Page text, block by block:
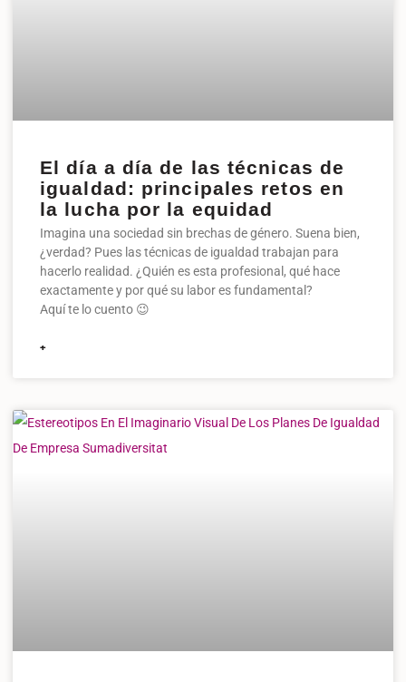
El día a día de las técnicas de
igualdad: principales retos en
la lucha por la equidad
Imagina una sociedad sin brechas de género. Suena bien,
¿verdad? Pues las técnicas de igualdad trabajan para
hacerlo realidad. ¿Quién es esta profesional, qué hace
exactamente y por qué su labor es fundamental?
Aquí te lo cuento 😉
+